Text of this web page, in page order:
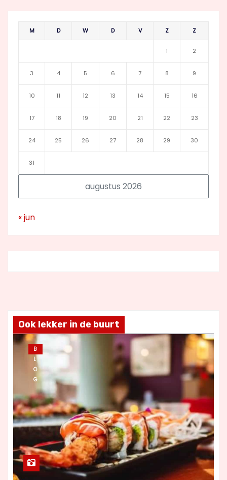
augustus 2026
M D W D V Z Z
1 2
3 4 5 6 7 8 9
10 11 12 13 14 15 16
17 18 19 20 21 22 23
24 25 26 27 28 29 30
31
« jun
Ook lekker in de buurt
B
L
O
G